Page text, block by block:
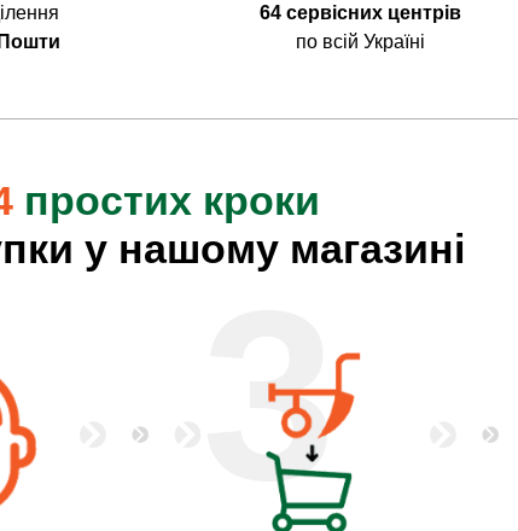
64 сервісних центрів
по всій Україні
3
простих кроки
у нашому магазині